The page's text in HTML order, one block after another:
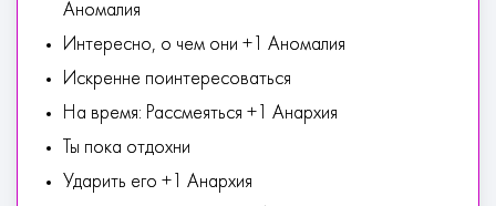
Аномалия
Интересно, о чем они +1 Аномалия
Искренне поинтересоваться
На время: Рассмеяться +1 Анархия
Ты пока отдохни
Ударить его +1 Анархия